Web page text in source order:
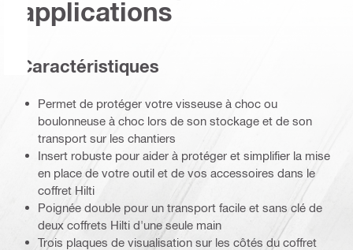
applications
Caractéristiques
Permet de protéger votre visseuse à choc ou
boulonneuse à choc lors de son stockage et de son
transport sur les chantiers
Insert robuste pour aider à protéger et simplifier la mise
en place de votre outil et de vos accessoires dans le
coffret Hilti
Poignée double pour un transport facile et sans clé de
deux coffrets Hilti d'une seule main
Trois plaques de visualisation sur les côtés du coffret